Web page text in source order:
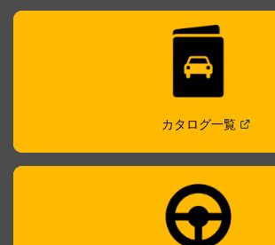
カタログ一覧( Open